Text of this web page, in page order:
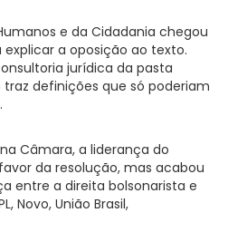
e da Cidadania chegou
a oposição ao texto.
jurídica da pasta
definições que só poderiam
Câmara, a liderança do
da resolução, mas acabou
entre a direita bolsonarista e
Novo, União Brasil,